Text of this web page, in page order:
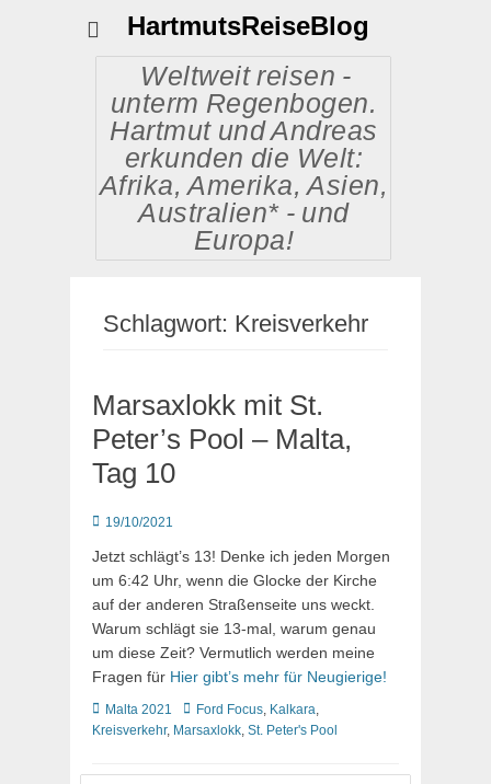
HartmutsReiseBlog
Weltweit reisen -
unterm Regenbogen.
Hartmut und Andreas
erkunden die Welt:
Afrika, Amerika, Asien,
Australien* - und
Europa!
Schlagwort: Kreisverkehr
Marsaxlokk mit St.
Peter’s Pool – Malta,
Tag 10
Posted
19/10/2021
Jetzt schlägt’s 13! Denke ich jeden Morgen
um 6:42 Uhr, wenn die Glocke der Kirche
auf der anderen Straßenseite uns weckt.
Warum schlägt sie 13-mal, warum genau
um diese Zeit? Vermutlich werden meine
Fragen für Hier gibt’s mehr für Neugierige!
Kategorien
Malta 2021 Schlagworte
Ford Focus, Kalkara,
Kreisverkehr, Marsaxlokk, St. Peter's Pool